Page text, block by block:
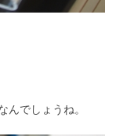
んでしょうね。